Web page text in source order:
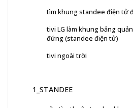
tìm khung standee điện tử
tivi LG làm khung bảng
đứng (standee điện tử)
tivi ngoài trời
1_STANDEE